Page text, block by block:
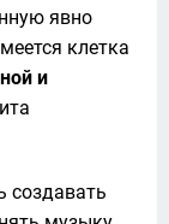
явно
клетка
и
создавать